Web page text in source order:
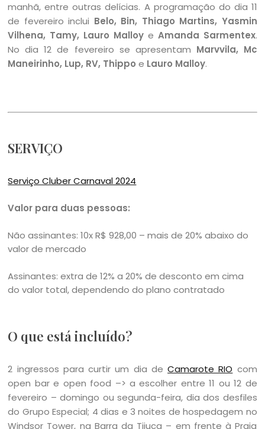
manhã, entre outras delícias. A programação do dia 11
de fevereiro inclui Belo, Bin, Thiago Martins, Yasmin
Vilhena, Tamy, Lauro Malloy e Amanda Sarmentex.
No dia 12 de fevereiro se apresentam Marvvila, Mc
Maneirinho, Lup, RV, Thippo e Lauro Malloy.
SERVIÇO
Serviço Cluber Carnaval 2024
Valor para duas pessoas:
Não assinantes: 10x R$ 928,00 – mais de 20% abaixo do
valor de mercado
Assinantes: extra de 12% a 20% de desconto em cima
do valor total, dependendo do plano contratado
O que está incluído?
2 ingressos para curtir um dia deCamarote RIO com
open bar e open food –> a escolher entre 11 ou 12 de
fevereiro – domingo ou segunda-feira, dia dos desfiles
do Grupo Especial; 4 dias e 3 noites de hospedagem no
Windsor Tower, na Barra da Tijuca – em frente à Praia